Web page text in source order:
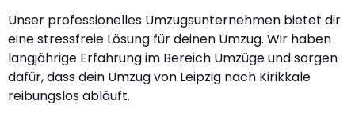
Unser professionelles Umzugsunternehmen bietet dir
eine stressfreie Lösung für deinen Umzug. Wir haben
langjährige Erfahrung im Bereich Umzüge und sorgen
dafür, dass dein Umzug von Leipzig nach Kirikkale
reibungslos abläuft.